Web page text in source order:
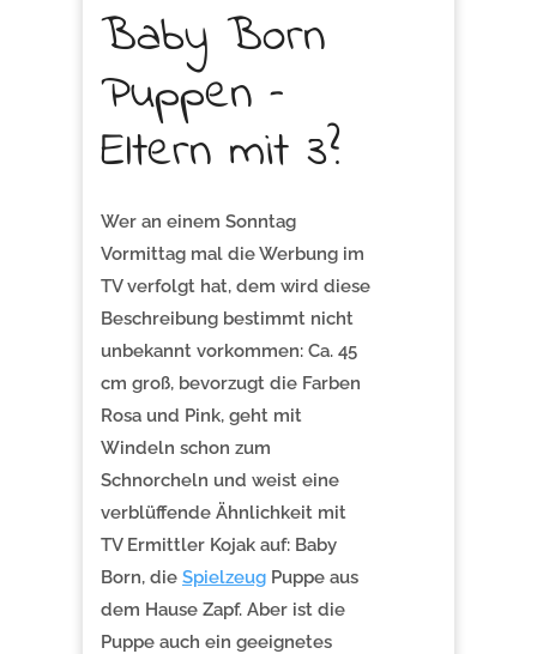
Baby Born
Puppen –
Eltern mit 3?
Wer an einem Sonntag
Vormittag mal die Werbung im
TV verfolgt hat, dem wird diese
Beschreibung bestimmt nicht
unbekannt vorkommen: Ca. 45
cm groß, bevorzugt die Farben
Rosa und Pink, geht mit
Windeln schon zum
Schnorcheln und weist eine
verblüffende Ähnlichkeit mit
TV Ermittler Kojak auf: Baby
Born, die Spielzeug Puppe aus
dem Hause Zapf. Aber ist die
Puppe auch ein geeignetes